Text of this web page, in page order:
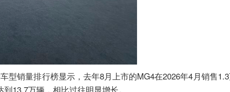
型销量排行榜显示，去年8月上市的MG4在2026年4月销售
13.7万辆，相比过往明显增长。